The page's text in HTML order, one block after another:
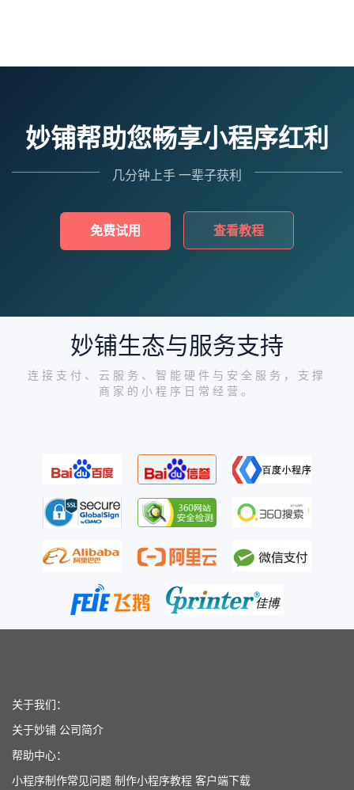
妙铺帮助您畅享小程序红利
几分钟上手 一辈子获利
免费试用 查看教程
妙铺生态与服务支持
连接支付、云服务、智能硬件与安全服务，支撑
商家的小程序日常经营。
关于我们：
关于妙铺 公司简介
帮助中心：
小程序制作常见问题 制作小程序教程 客户端下载